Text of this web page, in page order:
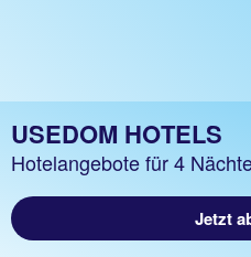
USEDOM HOTELS
Hotelangebote für 4
Jetzt